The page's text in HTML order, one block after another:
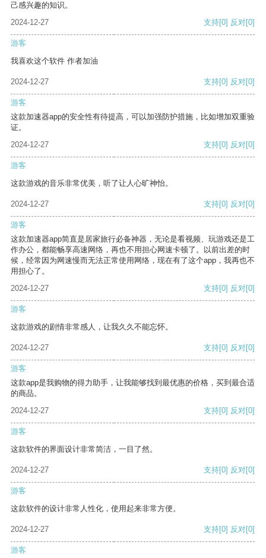
己感兴趣的知识。
2024-12-27
支持[0] 反对[0]
游客
我喜欢这个软件 作者加油
2024-12-27 支持[0] 反对[0]
游客
这款加速器app的安全性有待提高，可以加强防护措施，比如增加双重验
证。
2024-12-27
支持[0] 反对[0]
游客
这款游戏的音乐非常优美，听了让人心旷神怡。
2024-12-27 支持[0] 反对[0]
游客
这款加速器app简直是居家旅行必备神器，无论是看视频、玩游戏还是工
作办公，都能畅享高速网络，再也不用担心网速卡顿了。以前出差的时
候，经常因为网速慢而无法正常使用网络，现在有了这个app，我再也不
用担心了。
2024-12-27
支持[0] 反对[0]
游客
这款游戏的剧情非常感人，让我久久不能忘怀。
2024-12-27 支持[0] 反对[0]
游客
这款app是我购物的得力助手，让我能够找到最优惠的价格，买到最合适
的商品。
2024-12-27
支持[0] 反对[0]
游客
这款软件的界面设计非常简洁，一目了然。
2024-12-27 支持[0] 反对[0]
游客
这款软件的设计非常人性化，使用起来非常方便。
2024-12-27 支持[0] 反对[0]
游客